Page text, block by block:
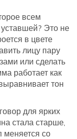
всем
Это не
в цвете
лицу пару
или сделать
работает как
тон
для ярких
стала старше,
меняется со